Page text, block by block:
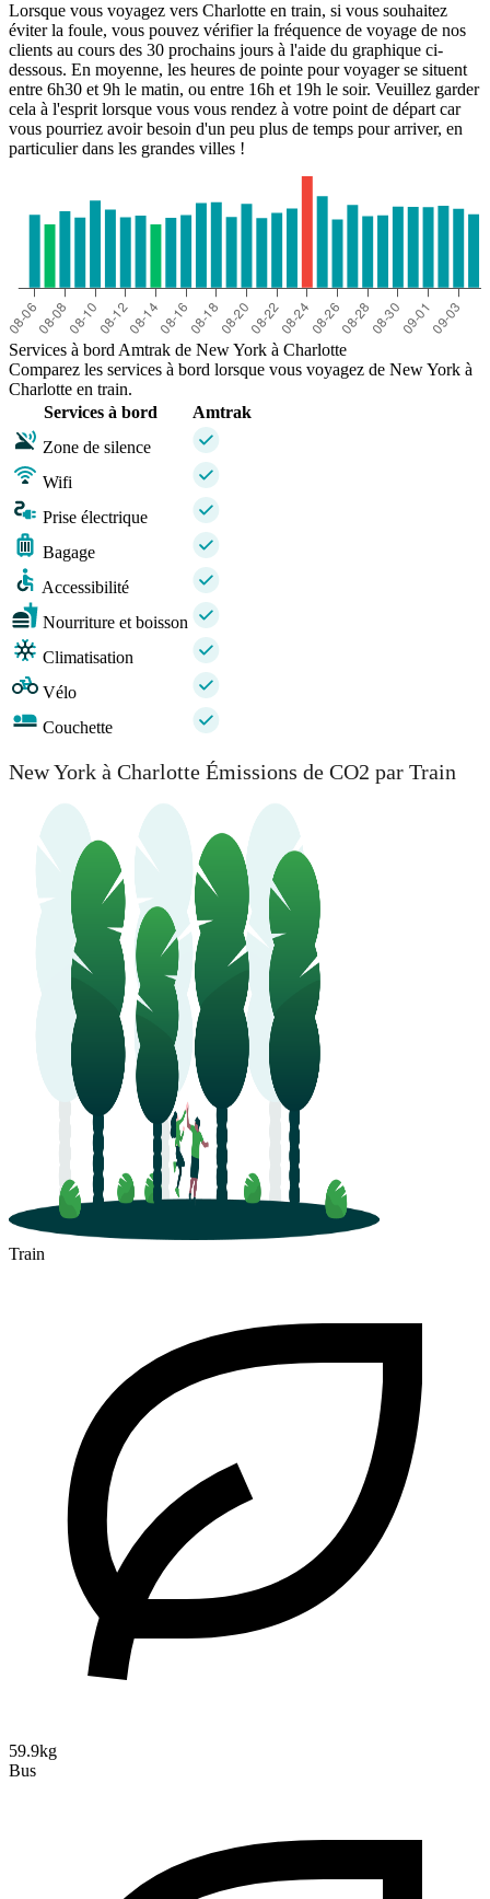
Lorsque vous voyagez vers Charlotte en train, si vous souhaitez
éviter la foule, vous pouvez vérifier la fréquence de voyage de nos
clients au cours des 30 prochains jours à l'aide du graphique ci-
dessous. En moyenne, les heures de pointe pour voyager se situent
entre 6h30 et 9h le matin, ou entre 16h et 19h le soir. Veuillez garder
cela à l'esprit lorsque vous vous rendez à votre point de départ car
vous pourriez avoir besoin d'un peu plus de temps pour arriver, en
particulier dans les grandes villes !
Services à bord Amtrak de New York à Charlotte
Comparez les services à bord lorsque vous voyagez de New York à
Charlotte en train.
Services à bord
Amtrak
Zone de silence
Wifi
Prise électrique
Bagage
Accessibilité
Nourriture et boisson
Climatisation
Vélo
Couchette
New York à Charlotte Émissions de CO2 par Train
Train
59.9kg
Bus